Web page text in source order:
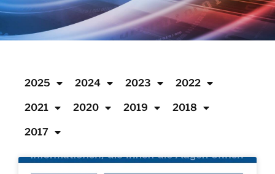
2025 2024 2023 2022
2021 2020 2019 2018
2017